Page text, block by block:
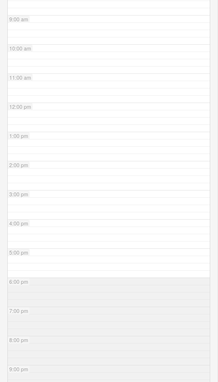
9:00 am
10:00 am
11:00 am
12:00 pm
1:00 pm
2:00 pm
3:00 pm
4:00 pm
5:00 pm
6:00 pm
7:00 pm
8:00 pm
9:00 pm